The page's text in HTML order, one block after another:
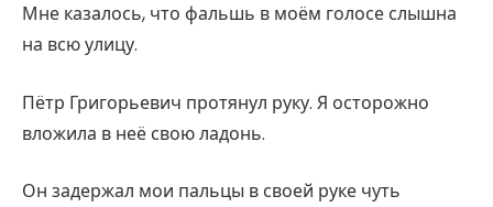
Мне казалось, что фальшь в моём голосе слышна
на всю улицу.
Пётр Григорьевич протянул руку. Я осторожно
вложила в неё свою ладонь.
Он задержал мои пальцы в своей руке чуть